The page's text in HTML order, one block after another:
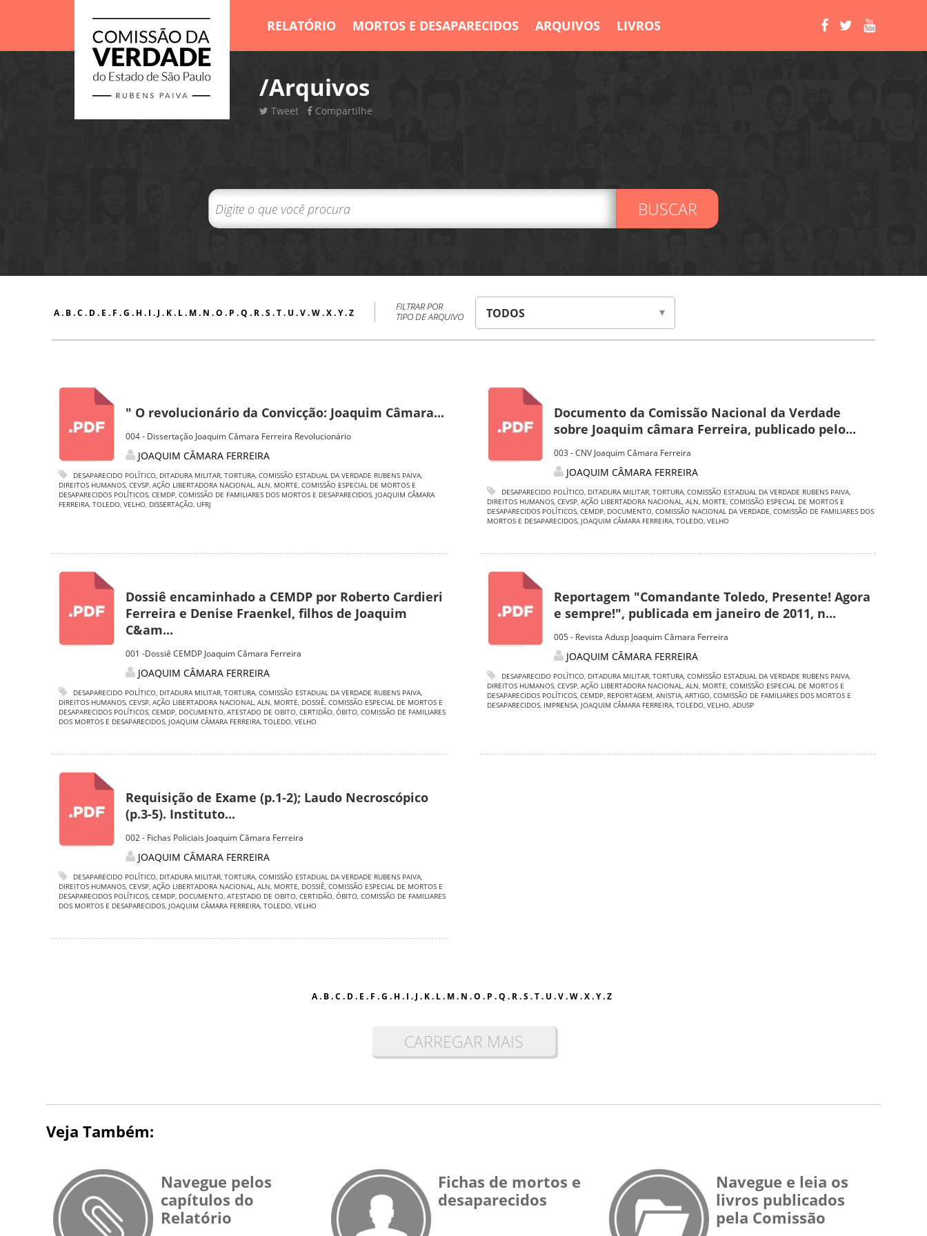
RELATÓRIO MORTOS E DESAPARECIDOS ARQUIVOS LIVROS
/Arquivos
Tweet Compartilhe
BUSCAR
A. B.C . D. E . F .G . H. I . J . K. L. M. N .O . P .Q . R.S.T. U .V.W.X.Y.Z
FILTRAR POR
TIPO DE ARQUIVO
" O revolucionário da Convicção: Joaquim Câmara...
004 - Dissertação Joaquim Câmara Ferreira Revolucionário
JOAQUIM CÂMARA FERREIRA
DESAPARECIDO POLÍTICO, DITADURA MILITAR, TORTURA, COMISSÃO ESTADUAL DA VERDADE RUBENS PAIVA,
DIREITOS HUMANOS, CEVSP, AÇÃO LIBERTADORA NACIONAL, ALN, MORTE, COMISSÃO ESPECIAL DE MORTOS E
DESAPARECIDOS POLÍTICOS, CEMDP, COMISSÃO DE FAMILIARES DOS MORTOS E DESAPARECIDOS, JOAQUIM CÂMARA
FERREIRA, TOLEDO, VELHO, DISSERTAÇÃO, UFRJ
Documento da Comissão Nacional da Verdade
sobre Joaquim câmara Ferreira, publicado pelo...
003 - CNV Joaquim Câmara Ferreira
JOAQUIM CÂMARA FERREIRA
DESAPARECIDO POLÍTICO, DITADURA MILITAR, TORTURA, COMISSÃO ESTADUAL DA VERDADE RUBENS PAIVA,
DIREITOS HUMANOS, CEVSP, AÇÃO LIBERTADORA NACIONAL, ALN, MORTE, COMISSÃO ESPECIAL DE MORTOS E
DESAPARECIDOS POLÍTICOS, CEMDP, DOCUMENTO, COMISSÃO NACIONAL DA VERDADE, COMISSÃO DE FAMILIARES DOS
MORTOS E DESAPARECIDOS, JOAQUIM CÂMARA FERREIRA, TOLEDO, VELHO
Dossiê encaminhado a CEMDP por Roberto Cardieri
Ferreira e Denise Fraenkel, filhos de Joaquim
C&am...
001 -Dossiê CEMDP Joaquim Câmara Ferreira
JOAQUIM CÂMARA FERREIRA
DESAPARECIDO POLÍTICO, DITADURA MILITAR, TORTURA, COMISSÃO ESTADUAL DA VERDADE RUBENS PAIVA,
DIREITOS HUMANOS, CEVSP, AÇÃO LIBERTADORA NACIONAL, ALN, MORTE, DOSSIÊ, COMISSÃO ESPECIAL DE MORTOS E
DESAPARECIDOS POLÍTICOS, CEMDP, DOCUMENTO, ATESTADO DE OBITO, CERTIDÃO, ÓBITO, COMISSÃO DE FAMILIARES
DOS MORTOS E DESAPARECIDOS, JOAQUIM CÂMARA FERREIRA, TOLEDO, VELHO
Reportagem "Comandante Toledo, Presente! Agora
e sempre!", publicada em janeiro de 2011, n...
005 - Revista Adusp Joaquim Câmara Ferreira
JOAQUIM CÂMARA FERREIRA
DESAPARECIDO POLÍTICO, DITADURA MILITAR, TORTURA, COMISSÃO ESTADUAL DA VERDADE RUBENS PAIVA,
DIREITOS HUMANOS, CEVSP, AÇÃO LIBERTADORA NACIONAL, ALN, MORTE, COMISSÃO ESPECIAL DE MORTOS E
DESAPARECIDOS POLÍTICOS, CEMDP, REPORTAGEM, ANISTIA, ARTIGO, COMISSÃO DE FAMILIARES DOS MORTOS E
DESAPARECIDOS, IMPRENSA, JOAQUIM CÂMARA FERREIRA, TOLEDO, VELHO, ADUSP
Requisição de Exame (p.1-2); Laudo Necroscópico
(p.3-5). Instituto...
002 - Fichas Policiais Joaquim Câmara Ferreira
JOAQUIM CÂMARA FERREIRA
DESAPARECIDO POLÍTICO, DITADURA MILITAR, TORTURA, COMISSÃO ESTADUAL DA VERDADE RUBENS PAIVA,
DIREITOS HUMANOS, CEVSP, AÇÃO LIBERTADORA NACIONAL, ALN, MORTE, DOSSIÊ, COMISSÃO ESPECIAL DE MORTOS E
DESAPARECIDOS POLÍTICOS, CEMDP, DOCUMENTO, ATESTADO DE OBITO, CERTIDÃO, ÓBITO, COMISSÃO DE FAMILIARES
DOS MORTOS E DESAPARECIDOS, JOAQUIM CÂMARA FERREIRA, TOLEDO, VELHO
A. B.C . D. E . F .G . H. I . J . K. L. M. N .O . P .Q . R.S.T. U .V.W.X.Y.Z
CARREGAR MAIS
Veja Também:
Navegue pelos
capítulos do
Relatório
Fichas de mortos e
desaparecidos
Navegue e leia os
livros publicados
pela Comissão